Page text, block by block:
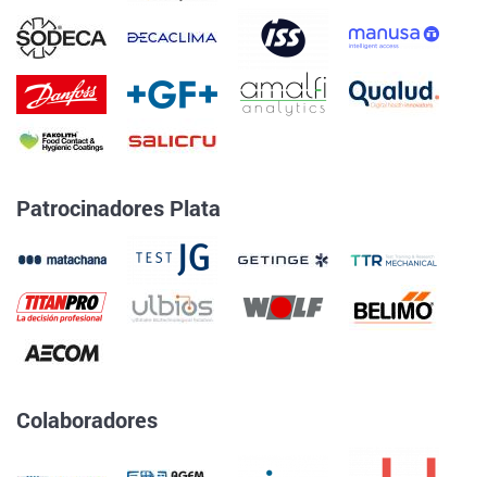
Patrocinadores Plata
Colaboradores